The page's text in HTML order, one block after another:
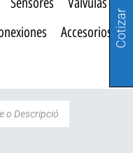
Accesorios Cotizar